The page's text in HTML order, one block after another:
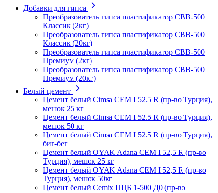
Добавки для гипса
Преобразователь гипса пластификатор СВВ-500
Классик (2кг)
Преобразователь гипса пластификатор СВВ-500
Классик (20кг)
Преобразователь гипса пластификатор СВВ-500
Премиум (2кг)
Преобразователь гипса пластификатор СВВ-500
Премиум (20кг)
Белый цемент
Цемент белый Cimsa CEM I 52.5 R (пр-во Турция),
мешок 25 кг
Цемент белый Cimsa CEM I 52.5 R (пр-во Турция),
мешок 50 кг
Цемент белый Cimsa CEM I 52.5 R (пр-во Турция),
биг-бег
Цемент белый OYAK Adana CEM I 52,5 R (пр-во
Турция), мешок 25 кг
Цемент белый OYAK Adana CEM I 52,5 R (пр-во
Турция), мешок 50кг
Цемент белый Cemix ПЦБ 1-500 Д0 (пр-во